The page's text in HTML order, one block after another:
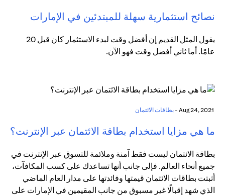
نصائح استثمارية سهلة للمبتدئين في الإمارات
يقول المثل القديم إن أفضل وقت لبدء الاستثمار كان قبل 20
عامًا. أما ثاني أفضل وقت فهو الآن.
بطاقات الائتمان
ما هي مزايا استخدام بطاقة الائتمان عبر الإنترنت؟
بطاقة الائتمان ليست فقط آمنة وملائمة للتسوق عبر الإنترنت في
جميع أنحاء العالم. فإلى جانب أنها تساعدك على كسب المكافآت،
أثبتت بطاقات الائتمان قيمتها وفائدتها على مدار العام الماضي
الذي شهد إقبالًا غير مسبوق من جانب المقيمين في الإمارات على